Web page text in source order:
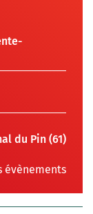
du Pin (61)
évènements